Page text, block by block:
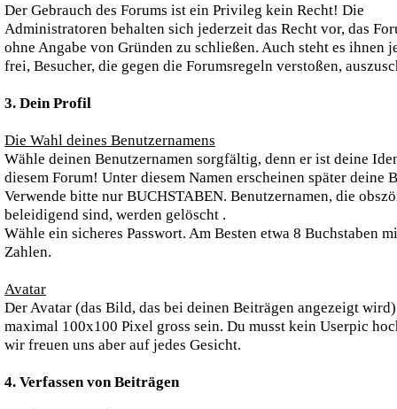
Der Gebrauch des Forums ist ein Privileg kein Recht! Die
Administratoren behalten sich jederzeit das Recht vor, das
ohne Angabe von Gründen zu schließen. Auch steht es ihnen
frei, Besucher, die gegen die Forumsregeln verstoßen,
3. Dein Profil
Die Wahl deines Benutzernamens
Wähle deinen Benutzernamen sorgfältig, denn er ist deine
diesem Forum! Unter diesem Namen erscheinen später deine
Verwende bitte nur BUCHSTABEN. Benutzernamen, die
beleidigend sind, werden gelöscht .
Wähle ein sicheres Passwort. Am Besten etwa 8 Buchstaben
Zahlen.
Avatar
Der Avatar (das Bild, das bei deinen Beiträgen angezeigt
maximal 100x100 Pixel gross sein. Du musst kein Userpic
wir freuen uns aber auf jedes Gesicht.
4. Verfassen von Beiträgen